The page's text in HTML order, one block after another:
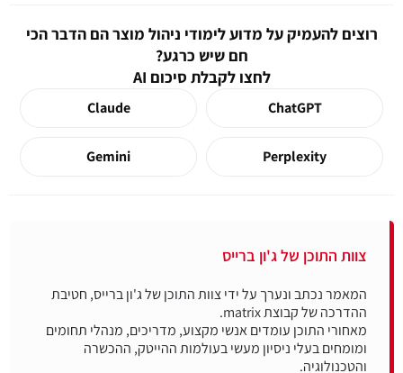
רוצים להעמיק על מדוע לימודי ניהול מוצר הם הדבר הכי
חם שיש כרגע?
לחצו לקבלת סיכום AI
ChatGPT
Claude
Perplexity
Gemini
צוות התוכן של ג'ון ברייס
המאמר נכתב ונערך על ידי צוות התוכן של ג'ון ברייס, חטיבת
מאחורי התוכן עומדים אנשי מקצוע, מדריכים, מנהלי תחומים
ומומחים בעלי ניסיון מעשי בעולמות ההייטק, ההכשרה